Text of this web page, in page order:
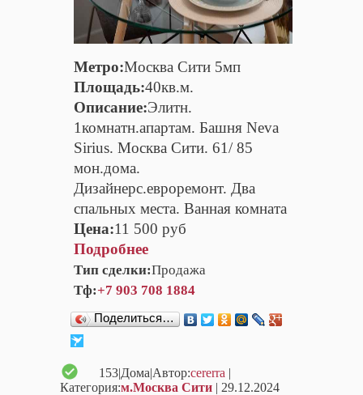
Метро:Москва Сити 5мп
Площадь:40кв.м.
Описание:Элитн.
1комнатн.апартам. Башня Neva
Sirius. Москва Сити. 61/ 85
мон.дома.
Дизайнерс.евроремонт. Два
спальных места. Ванная комната
Цена:11 500 руб
Подробнее
Тип сделки:Продажа
Тф:+7 903 708 1884
Поделиться…
153|Дома|Автор:cererra |
Категория:м.Москва Сити | 29.12.2024